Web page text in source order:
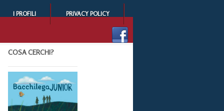
I PROFILI PRIVACY POLICY
COSA CERCHI?